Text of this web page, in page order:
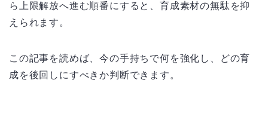
ら上限解放へ進む順番にすると、育成素材の無駄を抑
えられます。
この記事を読めば、今の手持ちで何を強化し、どの育
成を後回しにすべきか判断できます。